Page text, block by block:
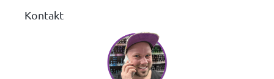
Kontakt